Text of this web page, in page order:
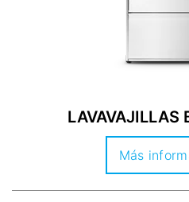
LAVAVAJILLAS
Más